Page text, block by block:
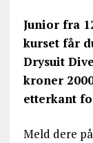
Junior fra
kurset får
Drysuit
kroner
etterkant
Meld dere